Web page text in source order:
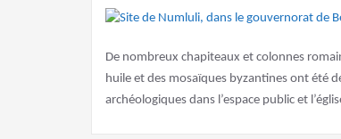
De nombreux chapiteaux et colonnes
huile et des mosaïques byzantines ont été
archéologiques dans l’espace public et